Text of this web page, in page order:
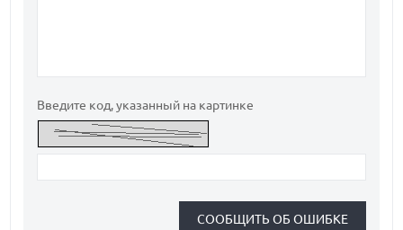
Введите код, указанный на картинке